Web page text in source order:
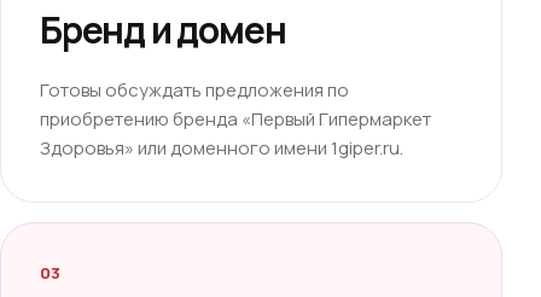
Бренд и домен
Готовы обсуждать предложения по
приобретению бренда «Первый Гипермаркет
Здоровья» или доменного имени 1giper.ru.
03